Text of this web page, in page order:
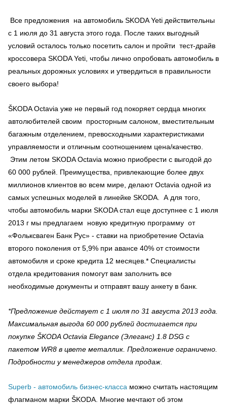
Все предложения на автомобиль SKODA Yeti действительны
с 1 июля до 31 августа этого года. После таких выгодный
условий осталось только посетить салон и пройти тест-драйв
кроссовера SKODA Yeti, чтобы лично опробовать автомобиль в
реальных дорожных условиях и утвердиться в правильности
своего выбора!
ŠKODA Octavia уже не первый год покоряет сердца многих
автолюбителей своим просторным салоном, вместительным
багажным отделением, превосходными характеристиками
управляемости и отличным соотношением цена/качество.
Этим летом SKODA Octavia можно приобрести с выгодой до
60 000 рублей. Преимущества, привлекающие более двух
миллионов клиентов во всем мире, делают Octavia одной из
самых успешных моделей в линейке SKODA. А для того,
чтобы автомобиль марки SKODA стал еще доступнее с 1 июля
2013 г мы предлагаем новую кредитную программу от
«Фольксваген Банк Рус» - ставки на приобретение Octavia
второго поколения от 5,9% при авансе 40% от стоимости
автомобиля и сроке кредита 12 месяцев.* Специалисты
отдела кредитования помогут вам заполнить все
необходимые документы и отправят вашу анкету в банк.
*Предложение действует с 1 июля по 31 августа 2013 года.
Максимальная выгода 60 000 рублей достигается при
покупке ŠKODA Octavia Elegance (Элеганс) 1.8 DSG с
пакетом WR8 в цвете металлик. Предложение ограничено.
Подробности у менеджеров отдела продаж.
Superb - автомобиль бизнес-класса можно считать настоящим
флагманом марки ŠKODA. Многие мечтают об этом